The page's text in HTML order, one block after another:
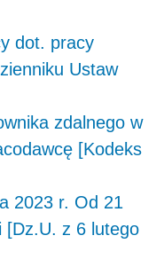
dot. pracy
Ustaw
zdalnego w
[Kodeks
2023 r. Od 21
[Dz.U. z 6 lutego